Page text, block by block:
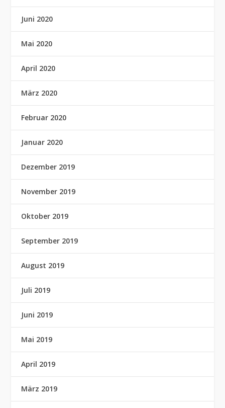
Juni 2020
Mai 2020
April 2020
März 2020
Februar 2020
Januar 2020
Dezember 2019
November 2019
Oktober 2019
September 2019
August 2019
Juli 2019
Juni 2019
Mai 2019
April 2019
März 2019